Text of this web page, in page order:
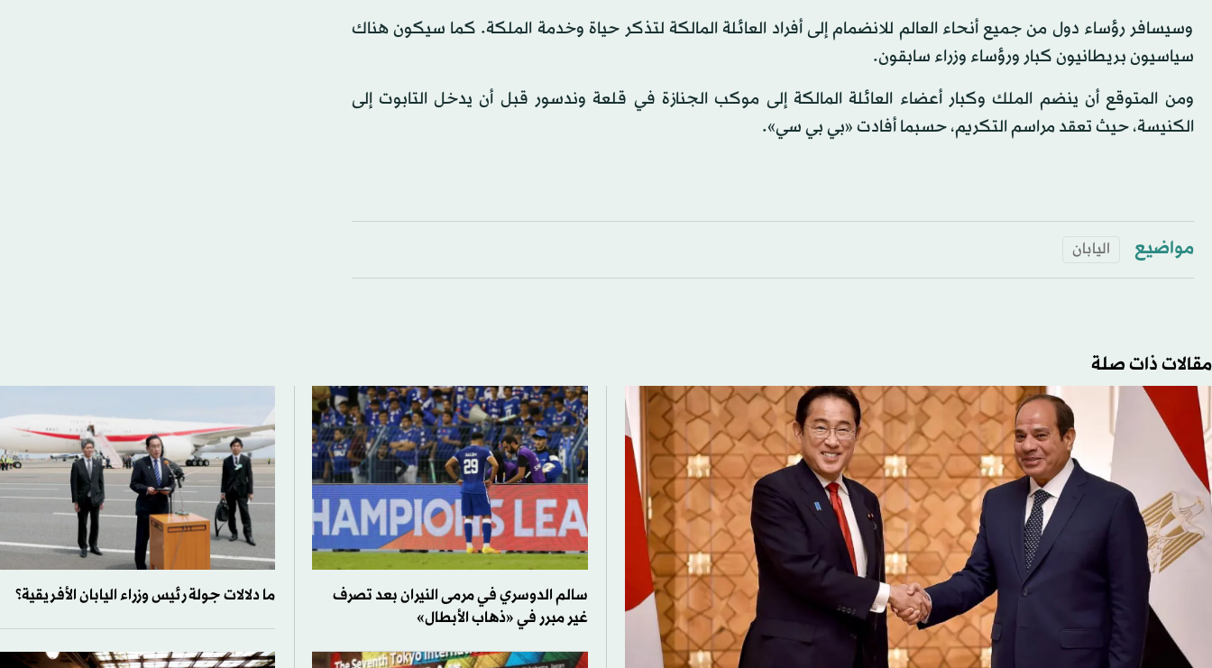
وسيسافر رؤساء دول من جميع أنحاء العالم للانضمام إلى أفراد العائلة المالكة لتذكر حياة وخدمة الملكة. كما سيكون هناك
سياسيون بريطانيون كبار ورؤساء وزراء سابقون.
ومن المتوقع أن ينضم الملك وكبار أعضاء العائلة المالكة إلى موكب الجنازة في قلعة وندسور قبل أن يدخل التابوت إلى
الكنيسة، حيث تعقد مراسم التكريم، حسبما أفادت «بي بي سي».
مواضيع اليابان
مقالات ذات صلة
سالم الدوسري في مرمى النيران بعد تصرف
غير مبرر في «ذهاب الأبطال»
ما دلالات جولة رئيس وزراء اليابان الأفريقية؟